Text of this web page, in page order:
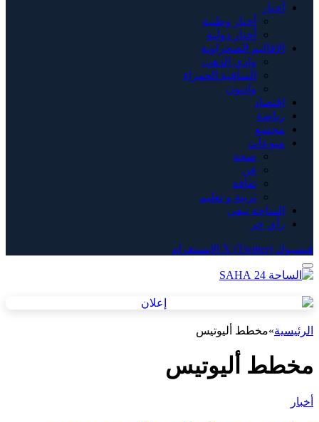
أخبار
أخبار وطنية
أخبار دولية
الاقاليم الصحراوية
وادي الذهب
الساقية الحمراء
وادنون
اقتصاد
رياضة
مجتمع
منوعات
صحة
فن
ثقافة
تربية و تعليم
الساحة تيفي
رأي حر
فيسبوك X (Twitter) الانستغرام
الرئيسية»مخطط أليوتيس
مخطط أليوتيس
أخبار